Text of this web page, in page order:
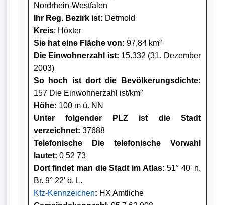
Nordrhein-Westfalen
Ihr Reg. Bezirk ist: Detmold
Kreis: Höxter
Sie hat eine Fläche von: 97,84 km²
Die Einwohnerzahl ist: 15.332 (31. Dezember
2003)
So hoch ist dort die Bevölkerungsdichte:
157 Die Einwohnerzahl ist/km²
Höhe: 100 m ü. NN
Unter folgender PLZ ist die Stadt
verzeichnet: 37688
Telefonische Die telefonische Vorwahl
lautet: 0 52 73
Dort findet man die Stadt im Atlas: 51° 40' n.
Br. 9° 22' ö. L.
Kfz-Kennzeichen: HX Amtliche